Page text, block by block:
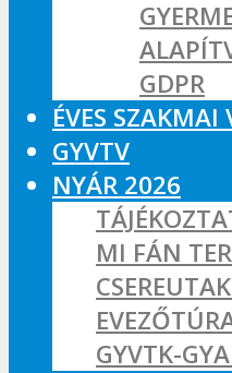
GDPR
ÉVES SZAKMAI
GYVTV
NYÁR 2026
MI FÁN
GYVTK-